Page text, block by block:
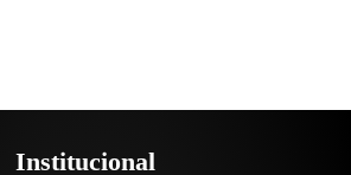
Institucional